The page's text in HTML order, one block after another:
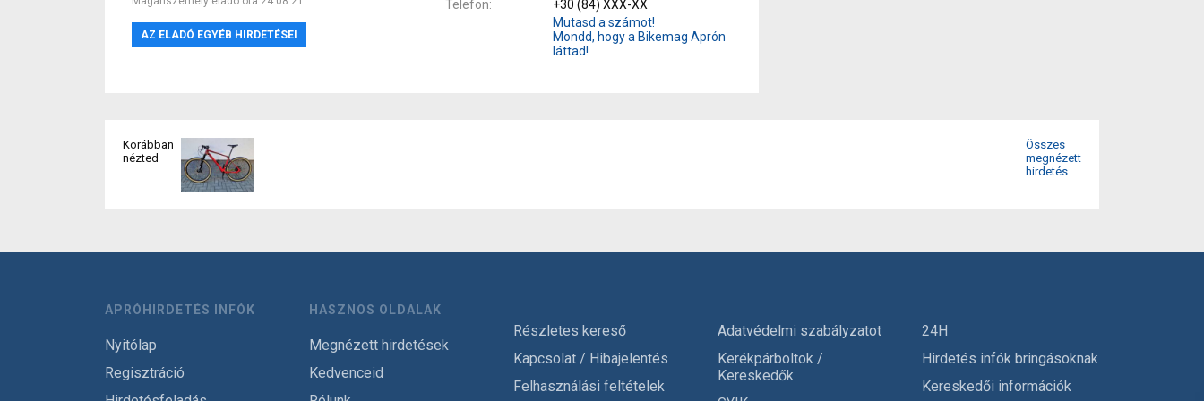
AZ ELADÓ EGYÉB HIRDETÉSEI
Telefon
+30 (84) XXX-XX
Mutasd a számot!
Mondd, hogy a Bikemag Aprón
láttad!
Korábban
nézted
Összes
megnézett
hirdetés
APRÓHIRDETÉS INFÓK
Nyitólap
Regisztráció
HASZNOS OLDALAK
Megnézett hirdetések
Kedvenceid
Részletes kereső
Kapcsolat / Hibajelentés
Felhasználási feltételek
Adatvédelmi szabályzatot
Kerékpárboltok /
Kereskedők
24H
Hirdetés infók bringásoknak
Kereskedői információk